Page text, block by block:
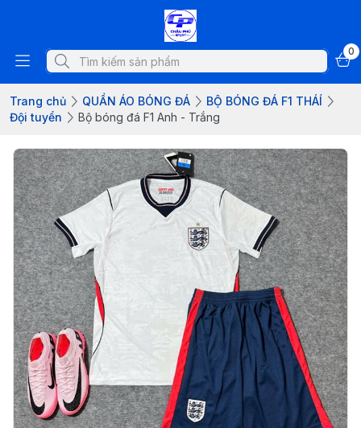
0
Trang chủ QUẦN ÁO BÓNG ĐÁ
BỘ BÓNG ĐÁ F1 THÁÍ
Đội tuyển
Bộ bóng đá F1 Anh - Trắng